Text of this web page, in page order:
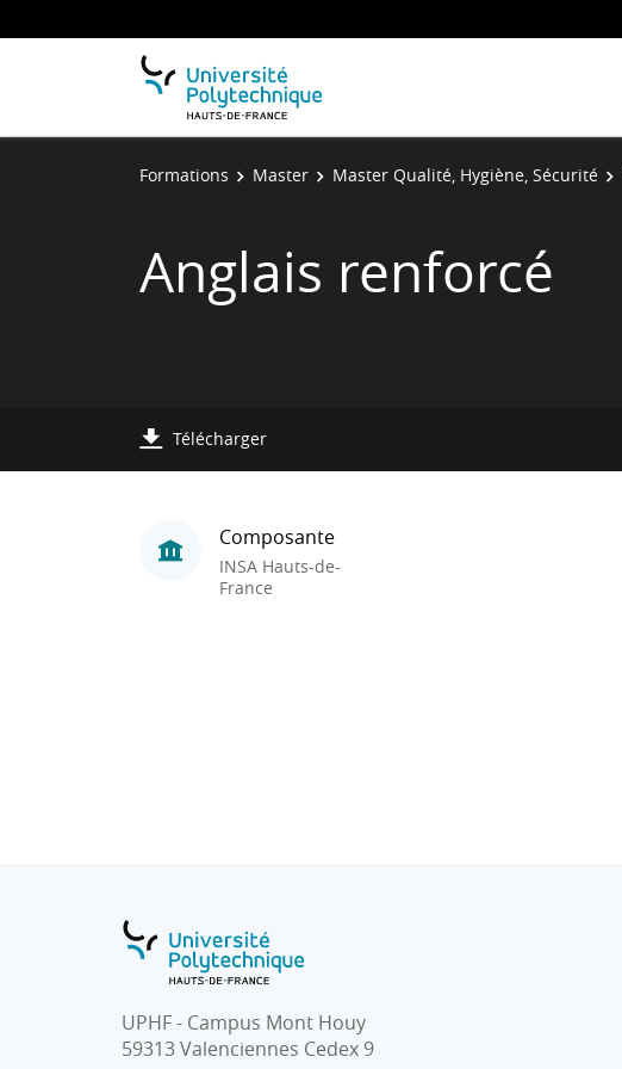
Formations Master Master Qualité, Hygiène, Sécurité
Anglais renforcé
Télécharger
Composante
INSA Hauts-de-
France
UPHF - Campus Mont Houy
59313 Valenciennes Cedex 9